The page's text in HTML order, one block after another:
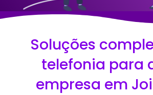
Soluções
telefonia para
empresa em